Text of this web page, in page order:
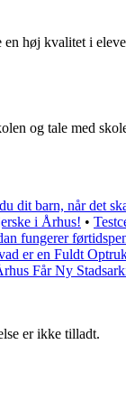
høj kvalitet i
og tale med
dit barn, når det
i Århus! •
fungerer
er en Fuldt
Får Ny
er ikke tilladt.